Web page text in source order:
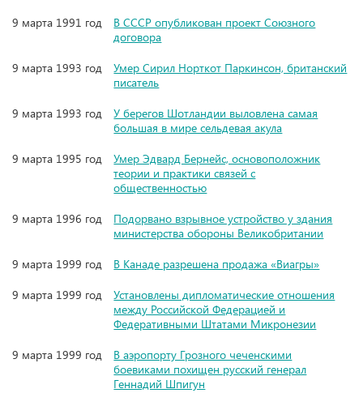
9 марта 1991 год
В СССР опубликован проект Союзного
договора
9 марта 1993 год
Умер Сирил Норткот Паркинсон, британский
писатель
9 марта 1993 год
У берегов Шотландии выловлена самая
большая в мире сельдевая акула
9 марта 1995 год
Умер Эдвард Бернейс, основоположник
теории и практики связей с
общественностью
9 марта 1996 год
Подорвано взрывное устройство у здания
министерства обороны Великобритании
9 марта 1999 год
В Канаде разрешена продажа «Виагры»
9 марта 1999 год
Установлены дипломатические отношения
между Российской Федерацией и
Федеративными Штатами Микронезии
9 марта 1999 год
В аэропорту Грозного чеченскими
боевиками похищен русский генерал
Геннадий Шпигун